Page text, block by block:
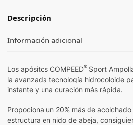
Descripción
Información adicional
Los apósitos COMPEED® Sport
la avanzada tecnología hidrocoloide
instante y una curación más rápida.
Propociona un 20% más de
estructura en nido de abeja,